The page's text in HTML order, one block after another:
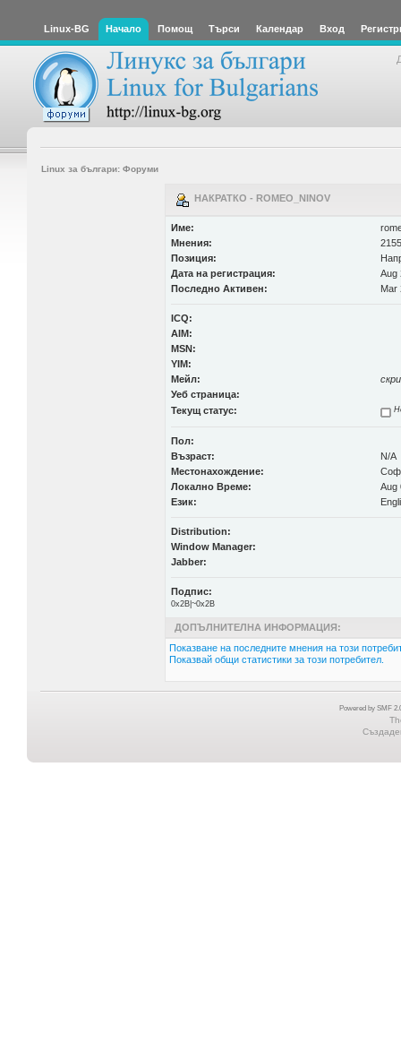
Linux-BG Начало Помощ Търси Календар Вход
Linux за българи: Форуми
НАКРАТКО - ROMEO_NINOV
Име:
Мнения:
Позиция:
Дата на регистрация:
Aug
Последно Активен:
Mar
ICQ:
AIM:
MSN:
YIM:
Мейл:
Уеб страница:
Текущ статус:
Пол:
Възраст:
N/A
Местонахождение:
Локално Време:
Aug
Език:
Distribution:
Window Manager:
Jabber:
Подпис:
0x2B|~0x2B
ДОПЪЛНИТЕЛНА ИНФОРМАЦИЯ:
Показване на последните мнения на този
Показвай общи статистики за този потребител.
Powered by SMF